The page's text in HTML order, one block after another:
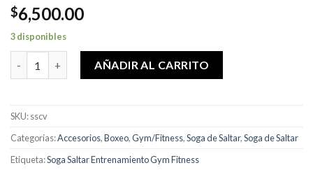
$6,500.00
3 disponibles
Soga Para Saltar Material Sintético Gym Fitness cantidad
AÑADIR AL CARRITO
SKU:sscv
Categorías:Accesorios,Boxeo,Gym/Fitness,Soga de Saltar,Soga de Saltar
Etiqueta:Soga Saltar Entrenamiento Gym Fitness